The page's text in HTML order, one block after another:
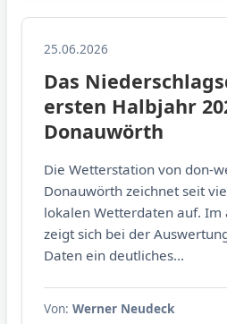
25.06.2026
Das
ersten Halbjahr
Donauwörth
Die Wetterstation von don-
Donauwörth zeichnet seit
lokalen Wetterdaten auf. Im
zeigt sich bei der
Daten ein deutliches...
Von: Werner Neudeck